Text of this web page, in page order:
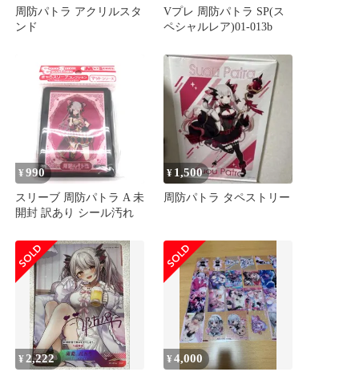
周防パトラ アクリルスタ
ンド
Vプレ 周防パトラ SP(ス
ペシャルレア)01-013b
¥ 990
スリーブ 周防パトラ A 未
開封 訳あり シール汚れ
¥ 1,500
周防パトラ タペストリー
¥ 2,222 ¥4,000